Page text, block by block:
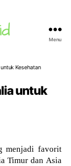
Menu
Kesehatan
untuk
menjadi favorit
Timur dan Asia